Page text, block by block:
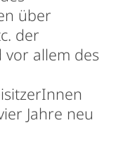
über
der
allem des
Jahre neu